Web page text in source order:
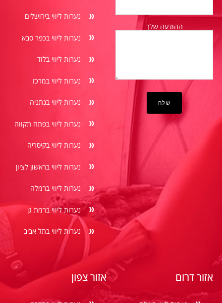
ההודעה שלך
נערות ליווי בירושלים
נערות ליווי בכפר סבא
נערות ליווי בלוד
נערות ליווי במרכז
נערות ליווי בנתניה
נערות ליווי בפתח תקווה
נערות ליווי בקיסריה
נערות ליווי בראשון לציון
נערות ליווי ברמלה
נערות ליווי ברמת גן
נערות ליווי בתל אביב
אזור דרום אזור צפון